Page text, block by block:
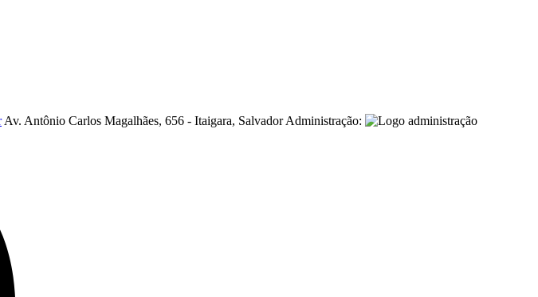
Av. Antônio Carlos Magalhães, 656 - Itaigara, Salvador Administração: